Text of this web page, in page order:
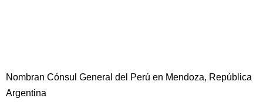
Nombran Cónsul General del Perú en Mendoza, República
Argentina